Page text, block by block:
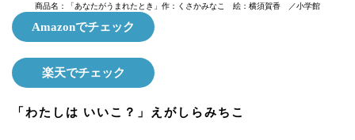
商品名：「あなたがうまれたとき」作：くさかみなこ 絵：横須賀香 ／小学館
Amazonでチェック
楽天でチェック
「わたしは いいこ？」えがしらみちこ